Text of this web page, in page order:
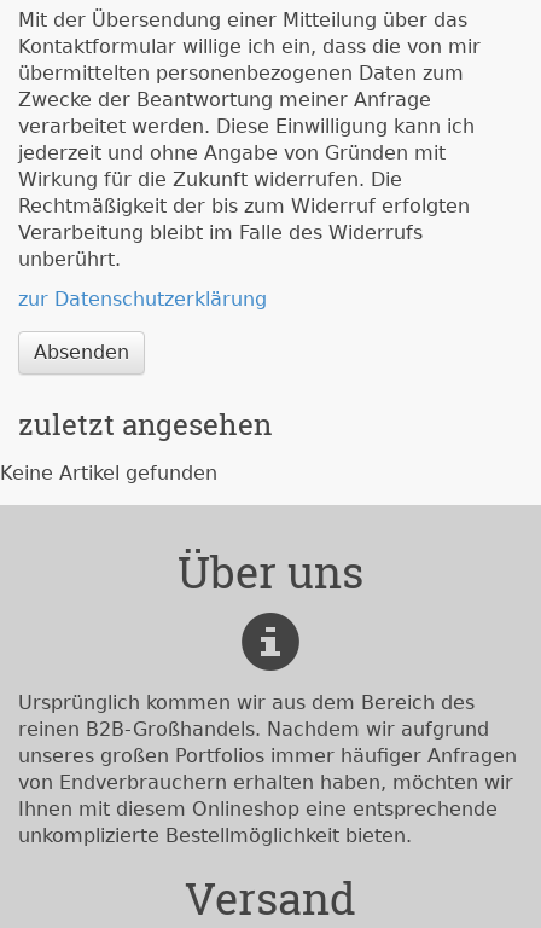
Mit der Übersendung einer Mitteilung über das
Kontaktformular willige ich ein, dass die von mir
übermittelten personenbezogenen Daten zum
Zwecke der Beantwortung meiner Anfrage
verarbeitet werden. Diese Einwilligung kann ich
jederzeit und ohne Angabe von Gründen mit
Wirkung für die Zukunft widerrufen. Die
Rechtmäßigkeit der bis zum Widerruf erfolgten
Verarbeitung bleibt im Falle des Widerrufs
unberührt.
zur Datenschutzerklärung
Absenden
zuletzt angesehen
Keine Artikel gefunden
Über uns
Ursprünglich kommen wir aus dem Bereich des
reinen B2B-Großhandels. Nachdem wir aufgrund
unseres großen Portfolios immer häufiger Anfragen
von Endverbrauchern erhalten haben, möchten wir
Ihnen mit diesem Onlineshop eine entsprechende
unkomplizierte Bestellmöglichkeit bieten.
Versand